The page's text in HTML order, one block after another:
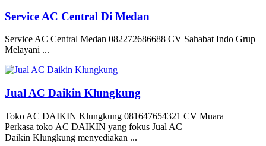
Service AC Central Di Medan
Service AC Central Medan 082272686688 CV Sahabat Indo Grup
Melayani ...
Jual AC Daikin Klungkung
Toko AC DAIKIN Klungkung 081647654321 CV Muara
Perkasa toko AC DAIKIN yang fokus Jual AC
Daikin Klungkung menyediakan ...